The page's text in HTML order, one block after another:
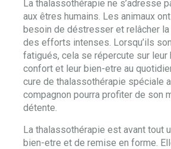
La thalassothérapie ne s’adresse
aux êtres humains. Les animaux
besoin de déstresser et relâcher
des efforts intenses. Lorsqu’ils
fatigués, cela se répercute sur leur
confort et leur bien-etre au
cure de thalassothérapie spéciale
compagnon pourra profiter de son
détente.
La thalassothérapie est avant tout
bien-etre et de remise en forme.